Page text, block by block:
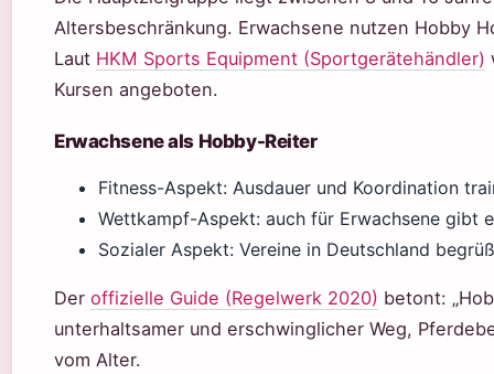
Altersbeschränkung. Erwachsene nutzen Hobby
Laut HKM Sports Equipment (Sportgerätehändler)
Kursen angeboten.
Erwachsene als Hobby-Reiter
Fitness-Aspekt: Ausdauer und Koordination
Wettkampf-Aspekt: auch für Erwachsene gibt
Sozialer Aspekt: Vereine in Deutschland
Der offizielle Guide (Regelwerk 2020) betont:
unterhaltsamer und erschwinglicher Weg,
vom Alter.